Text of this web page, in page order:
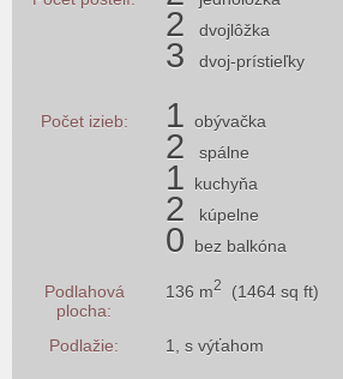
2 dvojlôžka
3 dvoj-prístieľky
Počet izieb: 1 obývačka
2 spálne
1 kuchyňa
2 kúpelne
0 bez balkóna
Podlahová
plocha:
136 m2 (1464 sq ft)
Podlažie: 1, s výťahom